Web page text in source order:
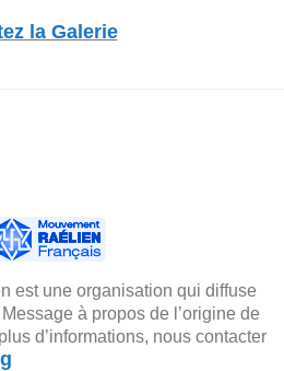
la Galerie
est une organisation qui diffuse
à propos de l’origine de
d’informations, nous contacter